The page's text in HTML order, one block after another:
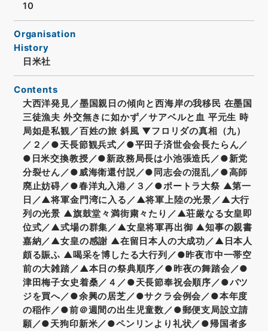
10
Organisation
History
日米社
Contents
大西洋発見／墨国親日の傾向と西海岸の我移民 在墨国
三徒漁夫 外交無きに如かず／サアベルと血 平元生 時
局如是私観／百姓の旅 斜風 ▼フロリダの真相（九）
／２／●天長節観兵式／●平田子済世会会長たらん／
●日米交換教授／●新政務局長は小池張造氏／●新党
分裂せん／●威海衛還付説／●同志会の混乱／●高師
廃止妨碍／●春洋丸入港／３／●ポートラ大祭 ▲第一
日／▲将軍金門湾に入る／▲将軍上陸の光景／▲大行
列の光景 ▲旗鼓堂々満街粛々たり／▲荘厳なる女皇即
位式／▲式場の群集／▲女皇将軍再出御 ▲知事の親書
嘉納／▲女皇の感謝 ▲在留日本人の大成功／▲日本人
頗る賑ふ ▲喝采を博したる大行列／●昨夜市中一帯空
前の大雑踏／▲本日の祭典順序／●昨夜の舞踏会／●
津田梅子女史着桑／４／●天長節奉祝会順序／●バツ
ジを買へ／●余興の居芝／●サクラ会例会／●本年度
の稲作／●前＠週間の出生児童数／●郵便支局設立請
願／●天狗印新米／●ペンリンより礼状／●帰国者多